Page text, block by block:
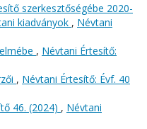
szerkesztőségébe 2020-
kiadványok , Névtani
, Névtani Értesítő:
, Névtani Értesítő: Évf. 40
46. (2024) , Névtani